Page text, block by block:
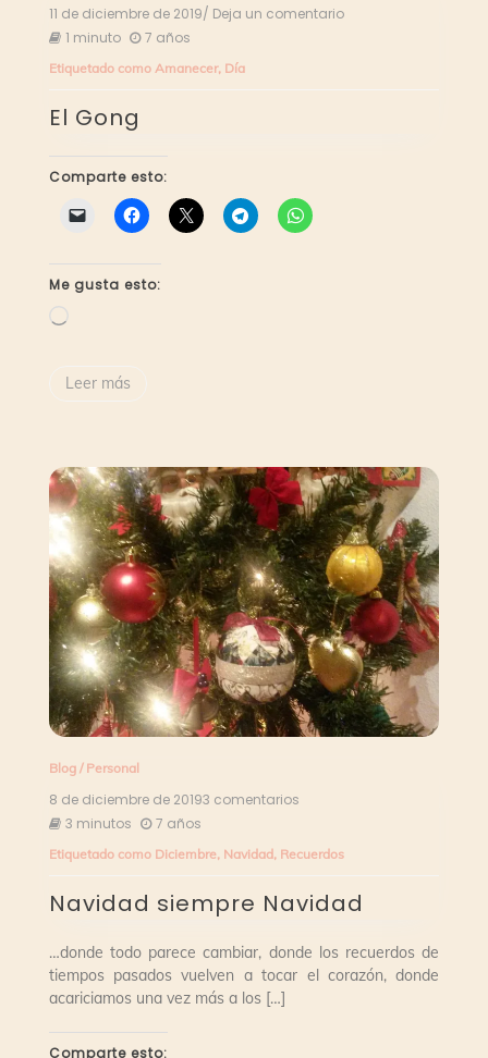
11 de diciembre de 2019/ Deja un comentarioen
1 minuto 7 años
Etiquetado como Amanecer, Día
El Gong
Comparte esto:
Me gusta esto:
Cargando...
Leer más
Blog/ Personal
8 de diciembre de 20193 comentarios
Navidad
3 minutos 7 años
Etiquetado como Diciembre, Navidad, Recuerdos
Navidad siempre Navidad
…donde todo parece cambiar, donde los recuerdos de
tiempos pasados vuelven a tocar el corazón, donde
acariciamos una vez más a los […]
Comparte esto: